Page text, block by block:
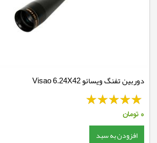
دوربین تفنگ ویسائو Visao 6.24X42
0 تومان
افزودن به سبد